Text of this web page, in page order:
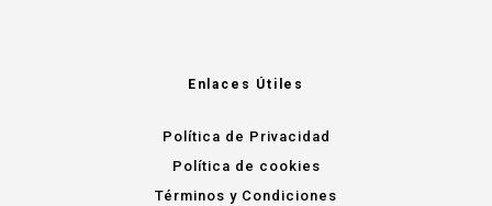
Enlaces Útiles
Política de Privacidad
Política de cookies
Términos y Condiciones